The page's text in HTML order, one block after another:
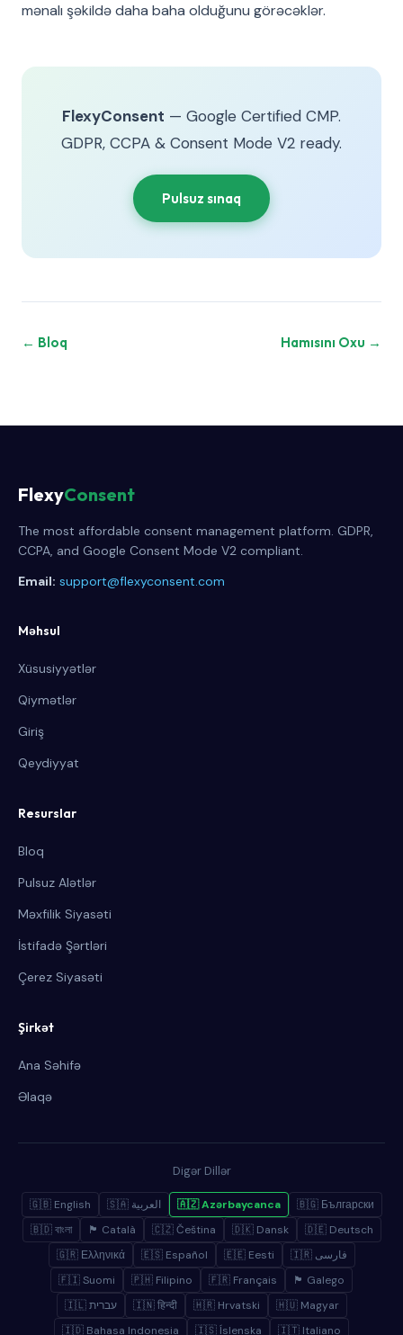
mənalı şəkildə daha baha olduğunu görəcəklər.
FlexyConsent — Google Certified CMP.
GDPR, CCPA & Consent Mode V2 ready.
Pulsuz sınaq
← Bloq Hamısını Oxu →
FlexyConsent
The most affordable consent management platform. GDPR,
CCPA, and Google Consent Mode V2 compliant.
Email: support@flexyconsent.com
Məhsul
Xüsusiyyətlər
Qiymətlər
Giriş
Qeydiyyat
Resurslar
Bloq
Pulsuz Alətlər
Məxfilik Siyasəti
İstifadə Şərtləri
Çerez Siyasəti
Şirkət
Ana Səhifə
Əlaqə
Digər Dillər
🇬🇧 English 🇸🇦 العربية 🇦🇿 Azərbaycanca
🇧🇬 Български
🇧🇩 বাংলা
🏴 Català 🇨🇿 Čeština 🇩🇰 Dansk
🇩🇪 Deutsch
🇬🇷 Ελληνικά
🇪🇸 Español 🇪🇪 Eesti
🇮🇷 فارسی
🇫🇮 Suomi
🇵🇭 Filipino 🇫🇷 Français
🏴 Galego
🇮🇱 עברית
🇮🇳 हिन्दी 🇭🇷 Hrvatski
🇭🇺 Magyar
🇮🇩 Bahasa Indonesia
🇮🇸 Íslenska 🇮🇹 Italiano